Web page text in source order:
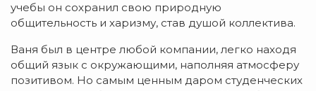
учебы он сохранил свою природную
общительность и харизму, став душой коллектива.
Ваня был в центре любой компании, легко находя
общий язык с окружающими, наполняя атмосферу
позитивом. Но самым ценным даром студенческих